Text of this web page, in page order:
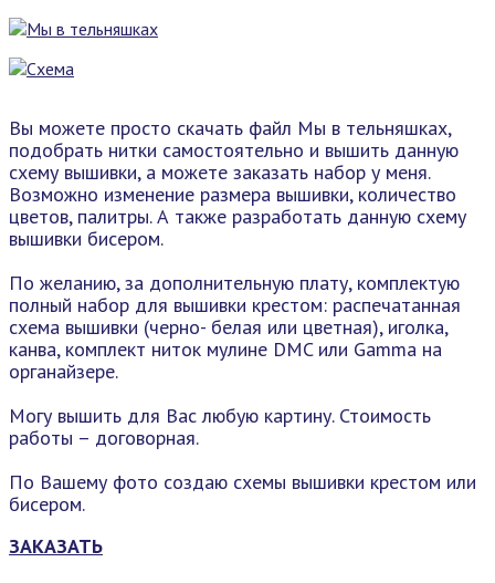
Вы можете просто скачать файл Мы в тельняшках,
подобрать нитки самостоятельно и вышить данную
схему вышивки, а можете заказать набор у меня.
Возможно изменение размера вышивки, количество
цветов, палитры. А также разработать данную схему
вышивки бисером.
По желанию, за дополнительную плату, комплектую
полный набор для вышивки крестом: распечатанная
схема вышивки (черно- белая или цветная), иголка,
канва, комплект ниток мулине DMC или Gamma на
органайзере.
Могу вышить для Вас любую картину. Стоимость
работы – договорная.
По Вашему фото создаю схемы вышивки крестом или
бисером.
ЗАКАЗАТЬ